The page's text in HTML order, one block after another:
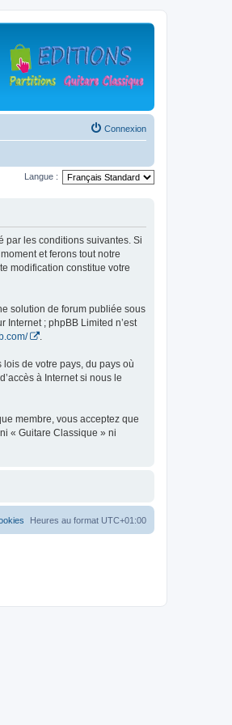
Connexion
Langue :
par les conditions suivantes. Si
et ferons tout notre
modification constitue votre
solution de forum publiée sous
Internet ; phpBB Limited n’est
.
de votre pays, du pays où
à Internet si nous le
membre, vous acceptez que
« Guitare Classique » ni
Heures au format UTC+01:00